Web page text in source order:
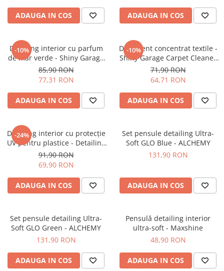
ADAUGA IN COS ADAUGA IN COS
-10%
Dressing interior cu parfum
de măr verde - Shiny Garage
Interior Apple (1L)
85,90 RON
77,31 RON
ADAUGA IN COS
-10%
Detergent concentrat textile -
Shiny Garage Carpet Cleaner
(1L)
71,90 RON
64,71 RON
ADAUGA IN COS
-24%
Dressing interior cu protecție
UV pentru plastice - Detailing
Kingdom Skin Satin (500ml)
91,90 RON
69,90 RON
ADAUGA IN COS
Set pensule detailing Ultra-
Soft GLO Blue - ALCHEMY
131,90 RON
ADAUGA IN COS
Set pensule detailing Ultra-
Soft GLO Green - ALCHEMY
131,90 RON
ADAUGA IN COS
Pensulă detailing interior
ultra-soft - Maxshine
48,90 RON
ADAUGA IN COS